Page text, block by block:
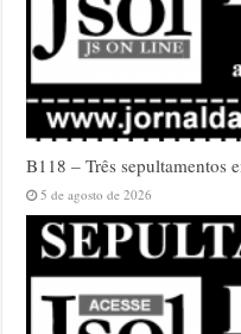
B118 – Três sepultamentos
5 de agosto de 2026